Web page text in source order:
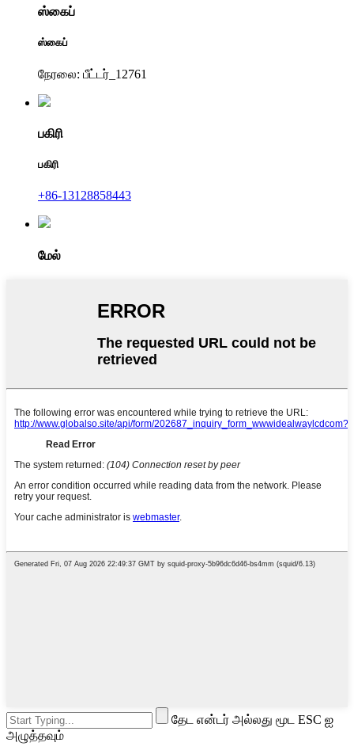
ஸ்கைப்
ஸ்கைப்
நேரலை: பீட்டர்_12761
பகிரி
பகிரி
+86-13128858443
மேல்
தேட என்டர் அல்லது மூட ESC ஐ
அழுத்தவும்